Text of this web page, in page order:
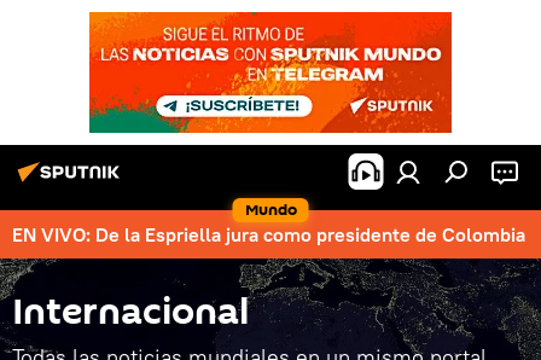
Mundo
EN VIVO: De la Espriella jura como presidente de Colombia
Internacional